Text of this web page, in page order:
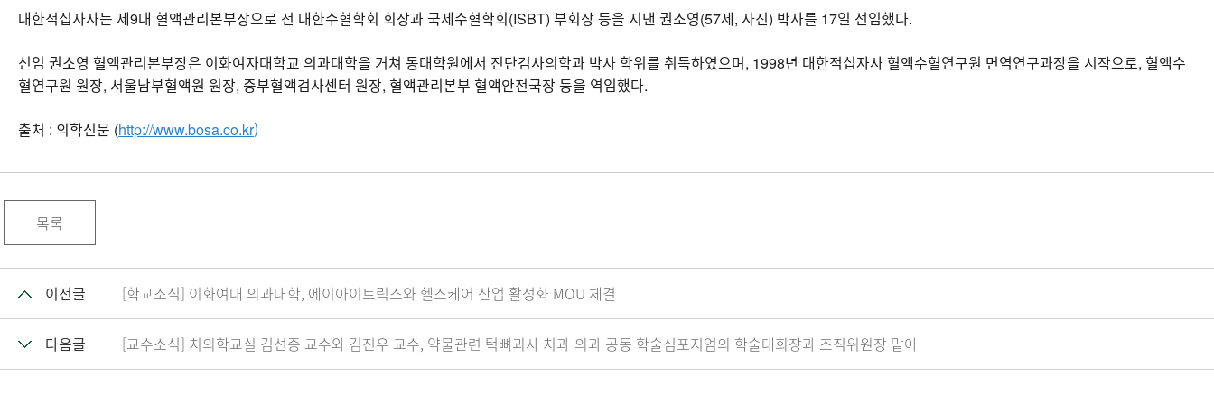
대한적십자사는 제9대 혈액관리본부장으로 전 대한수혈학회 회장과 국제수혈학회(ISBT) 부회장 등을 지낸 권소영(57세, 사진) 박사를 17일 선임했다.
신임 권소영 혈액관리본부장은 이화여자대학교 의과대학을 거쳐 동대학원에서 진단검사의학과 박사 학위를 취득하였으며, 1998년 대한적십자사 혈액수혈연구원 면역연구과장을 시작으로, 혈액수
혈연구원 원장, 서울남부혈액원 원장, 중부혈액검사센터 원장, 혈액관리본부 혈액안전국장 등을 역임했다.
출처 : 의학신문 (http://www.bosa.co.kr)
목록
이전글 [학교소식] 이화여대 의과대학, 에이아이트릭스와 헬스케어 산업 활성화 MOU 체결
다음글 [교수소식] 치의학교실 김선종 교수와 김진우 교수, 약물관련 턱뼈괴사 치과-의과 공동 학술심포지엄의 학술대회장과 조직위원장 맡아